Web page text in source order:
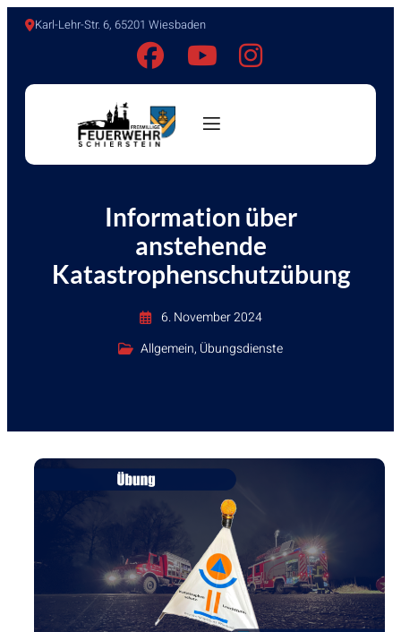
Karl-Lehr-Str. 6, 65201 Wiesbaden
Information über
anstehende
Katastrophenschutzübung
6. November 2024
Allgemein, Übungsdienste